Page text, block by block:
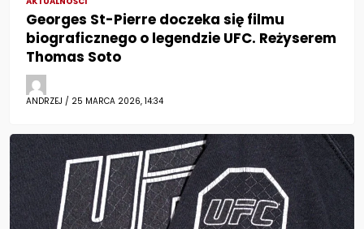
Georges St-Pierre doczeka się filmu
biograficznego o legendzie UFC. Reżyserem
Thomas Soto
ANDRZEJ / 25 MARCA 2026, 14:34